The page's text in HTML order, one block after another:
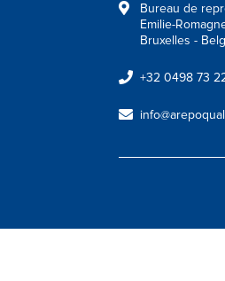
Bureau de
Emilie-
Bruxelles -
+32 0498 73